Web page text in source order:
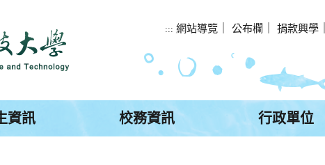
::: 網站導覽 公布欄 捐款興學
資訊 校務資訊 行政單位